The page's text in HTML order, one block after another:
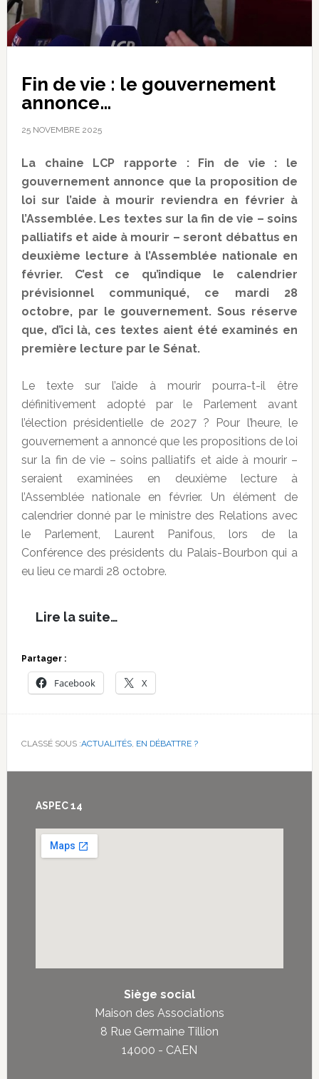
Fin de vie : le gouvernement
annonce…
25 NOVEMBRE 2025
La chaine LCP rapporte : Fin de vie : le
gouvernement annonce que la proposition de
loi sur l’aide à mourir reviendra en février à
l’Assemblée. Les textes sur la fin de vie – soins
palliatifs et aide à mourir – seront débattus en
deuxième lecture à l’Assemblée nationale en
février. C’est ce qu’indique le calendrier
prévisionnel communiqué, ce mardi 28
octobre, par le gouvernement. Sous réserve
que, d’ici là, ces textes aient été examinés en
première lecture par le Sénat.
Le texte sur l’aide à mourir pourra-t-il être
définitivement adopté par le Parlement avant
l’élection présidentielle de 2027 ? Pour l’heure, le
gouvernement a annoncé que les propositions de loi
sur la fin de vie – soins palliatifs et aide à mourir –
seraient examinées en deuxième lecture à
l’Assemblée nationale en février. Un élément de
calendrier donné par le ministre des Relations avec
le Parlement, Laurent Panifous, lors de la
Conférence des présidents du Palais-Bourbon qui a
eu lieu ce mardi 28 octobre.
Lire la suite…
Partager :
Facebook X
CLASSÉ SOUS :ACTUALITÉS, EN DÉBATTRE ?
Footer
ASPEC 14
Siège social
Maison des Associations
8 Rue Germaine Tillion
14000 - CAEN